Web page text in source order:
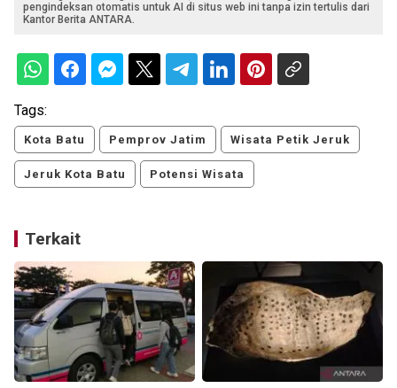
pengindeksan otomatis untuk AI di situs web ini tanpa izin tertulis dari
Kantor Berita ANTARA.
Tags:
Kota Batu Pemprov Jatim Wisata Petik Jeruk
Jeruk Kota Batu Potensi Wisata
Terkait